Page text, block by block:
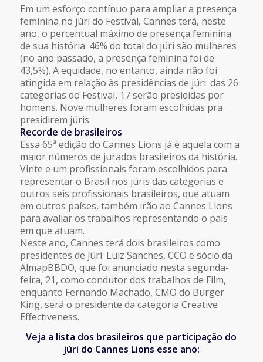
Em um esforço contínuo para ampliar a presença
feminina no júri do Festival, Cannes terá, neste
ano, o percentual máximo de presença feminina
de sua história: 46% do total do júri são mulheres
(no ano passado, a presença feminina foi de
43,5%). A equidade, no entanto, ainda não foi
atingida em relação às presidências de júri: das 26
categorias do Festival, 17 serão presididas por
homens. Nove mulheres foram escolhidas pra
presidirem júris.
Recorde de brasileiros
Essa 65ª edição do Cannes Lions já é aquela com a
maior números de jurados brasileiros da história.
Vinte e um profissionais foram escolhidos para
representar o Brasil nos júris das categorias e
outros seis profissionais brasileiros, que atuam
em outros países, também irão ao Cannes Lions
para avaliar os trabalhos representando o país
em que atuam.
Neste ano, Cannes terá dois brasileiros como
presidentes de júri: Luiz Sanches, CCO e sócio da
AlmapBBDO, que foi anunciado nesta segunda-
feira, 21, como condutor dos trabalhos de Film,
enquanto Fernando Machado, CMO do Burger
King, será o presidente da categoria Creative
Effectiveness.
Veja a lista dos brasileiros que participação do
júri do Cannes Lions esse ano: